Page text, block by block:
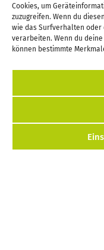
Cookies, um
zuzugreifen. Wenn du
wie das Surfverhalten oder
verarbeiten. Wenn du
können bestimmte
Die Werkstatt befindet
(Zugang über den Hof)
Poststraße 1
Startseite
Preise & Schulungen